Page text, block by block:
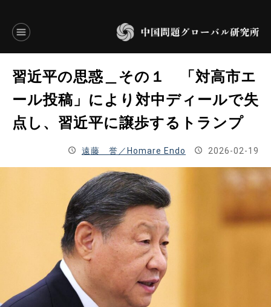
言語別アーカイブ
ENGLISH
JAPANESE
お問い合わせ
習近平の思惑＿その１ 「対高市エ
ール投稿」により対中ディールで失
点し、習近平に譲歩するトランプ
遠藤 誉／Homare Endo 2026-02-19